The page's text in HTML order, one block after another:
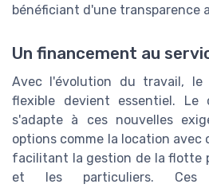
bénéficiant d'une transparence
Un financement au
Avec l'évolution du travail, le
flexible devient essentiel. Le
s'adapte à ces nouvelles
options comme la location avec
facilitant la gestion de la flotte
et les particuliers. Ces